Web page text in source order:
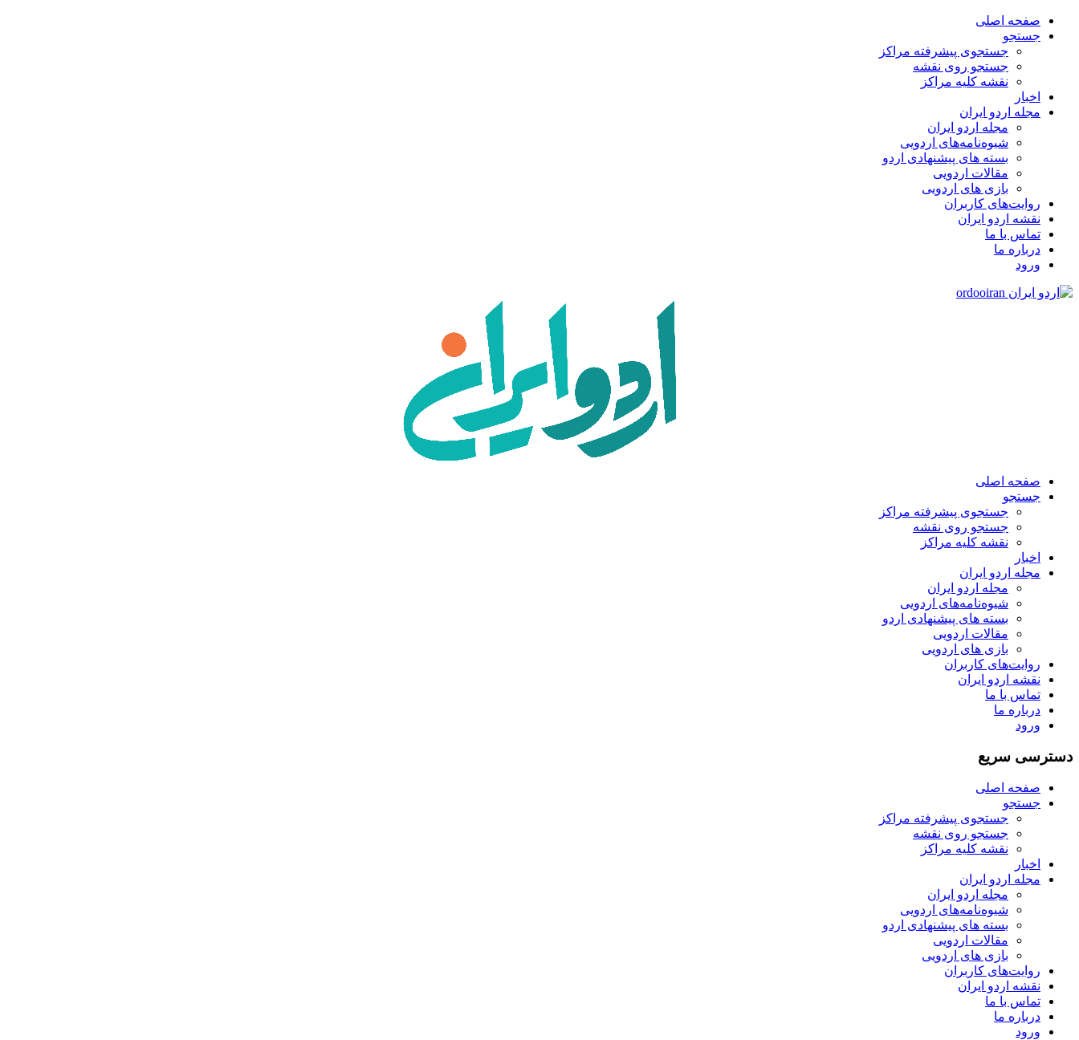
صفحه اصلی
جستجو
جستجوی پیشرفته مراکز
جستجو روی نقشه
نقشه کلیه مراکز
اخبار
مجله اردو ایران
مجله اردو ایران
شیوه‌نامه‌های اردویی
بسته های پیشنهادی اردو
مقالات اردویی
بازی های اردویی
روایت‌های کاربران
نقشه اردو ایران
تماس با ما
درباره ما
ورود
صفحه اصلی
جستجو
جستجوی پیشرفته مراکز
جستجو روی نقشه
نقشه کلیه مراکز
اخبار
مجله اردو ایران
مجله اردو ایران
شیوه‌نامه‌های اردویی
بسته های پیشنهادی اردو
مقالات اردویی
بازی های اردویی
روایت‌های کاربران
نقشه اردو ایران
تماس با ما
درباره ما
ورود
دسترسی سریع
صفحه اصلی
جستجو
جستجوی پیشرفته مراکز
جستجو روی نقشه
نقشه کلیه مراکز
اخبار
مجله اردو ایران
مجله اردو ایران
شیوه‌نامه‌های اردویی
بسته های پیشنهادی اردو
مقالات اردویی
بازی های اردویی
روایت‌های کاربران
نقشه اردو ایران
تماس با ما
درباره ما
ورود